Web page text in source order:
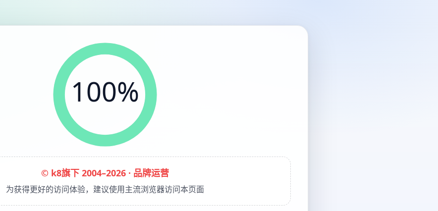
100%
© k8旗下 2004–2026 · 品牌运营
为获得更好的访问体验，建议使用主流浏览器访问本页面